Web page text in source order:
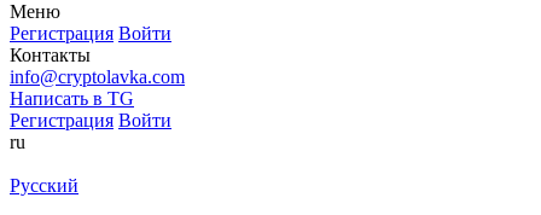
Меню
Регистрация Войти
Контакты
info@cryptolavka.com
Написать в TG
Регистрация Войти
ru
Русский